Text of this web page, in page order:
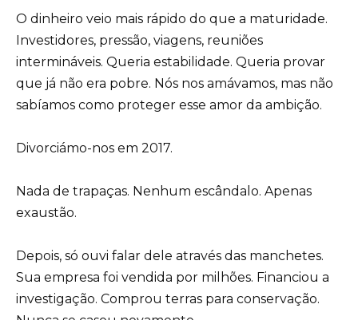
O dinheiro veio mais rápido do que a maturidade.
Investidores, pressão, viagens, reuniões
intermináveis. Queria estabilidade. Queria provar
que já não era pobre. Nós nos amávamos, mas não
sabíamos como proteger esse amor da ambição.
Divorciámo-nos em 2017.
Nada de trapaças. Nenhum escândalo. Apenas
exaustão.
Depois, só ouvi falar dele através das manchetes.
Sua empresa foi vendida por milhões. Financiou a
investigação. Comprou terras para conservação.